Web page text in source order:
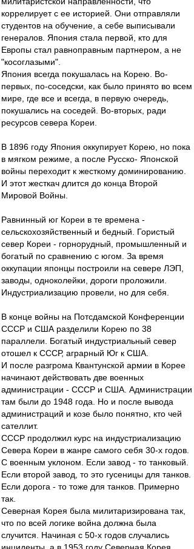
коррелирует с ее историей. Они отправляли
студентов на обучение, а себе выписывали
генералов. Япония стала первой, кто для
Европы стал равноправным партнером, а не
"косоглазыми".
Япония всегда покушалась на Корею. Во-
первых, по-соседски, как было принято во всем
мире, где все и всегда, в первую очередь,
покушались на соседей. Во-вторых, ради
ресурсов севера Кореи.
В 1896 году Япония оккупирует Корею, но пока
в мягком режиме, а после Русско- Японской
войны переходит к жесткому доминированию.
И этот жесткач длится до конца Второй
Мировой Войны.
Равнинный юг Кореи в те времена -
сельскохозяйственный и бедный. Гористый
север Кореи - горнорудный, промышленный и
богатый по сравнению с югом. За время
оккупации японцы построили на севере ЛЭП,
заводы, одноколейки, дороги проложили.
Индустриализацию провели, но для себя.
В конце войны на Потсдамской Конференции
СССР и США разделили Корею по 38
параллели. Богатый индустриальный север
отошел к СССР, аграрный Юг к США.
И после разгрома Квантунской армии в Корее
начинают действовать две военных
администрации - СССР и США. Администрации
там были до 1948 года. Но и после вывода
администраций и козе было понятно, кто чей
сателлит.
СССР продолжил курс на индустриализацию
Севера Кореи в жанре самого себя 30-х годов.
С военным уклоном. Если завод - то танковый.
Если второй завод, то это гусеницы для танков.
Если дорога - то тоже для танков. Примерно
так.
Северная Корея была милитаризирована так,
что по всей логике война должна была
случится. Начиная с 50-х годов случались